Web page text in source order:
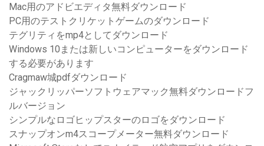
Mac用のアドビエディタ無料ダウンロード
PC用のテストクリケットゲームのダウンロード
テグリティをmp4としてダウンロード
Windows 10または新しいコンピューターをダウンロード
する必要があります
Cragmaw城pdfダウンロード
ジャックリッパーソフトウェアマック無料ダウンロードフ
ルバージョン
シンプルなロゴヒップスターのロゴをダウンロード
スナップオンm4スコープメーター無料ダウンロード